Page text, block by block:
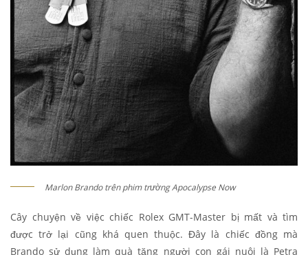
Marlon Brando trên phim trường Apocalypse Now
Cây chuyện về việc chiếc Rolex GMT-Master bị mất và tìm
được trở lại cũng khá quen thuộc. Đây là chiếc đồng mà
Brando sử dụng làm quà tặng người con gái nuôi là Petra